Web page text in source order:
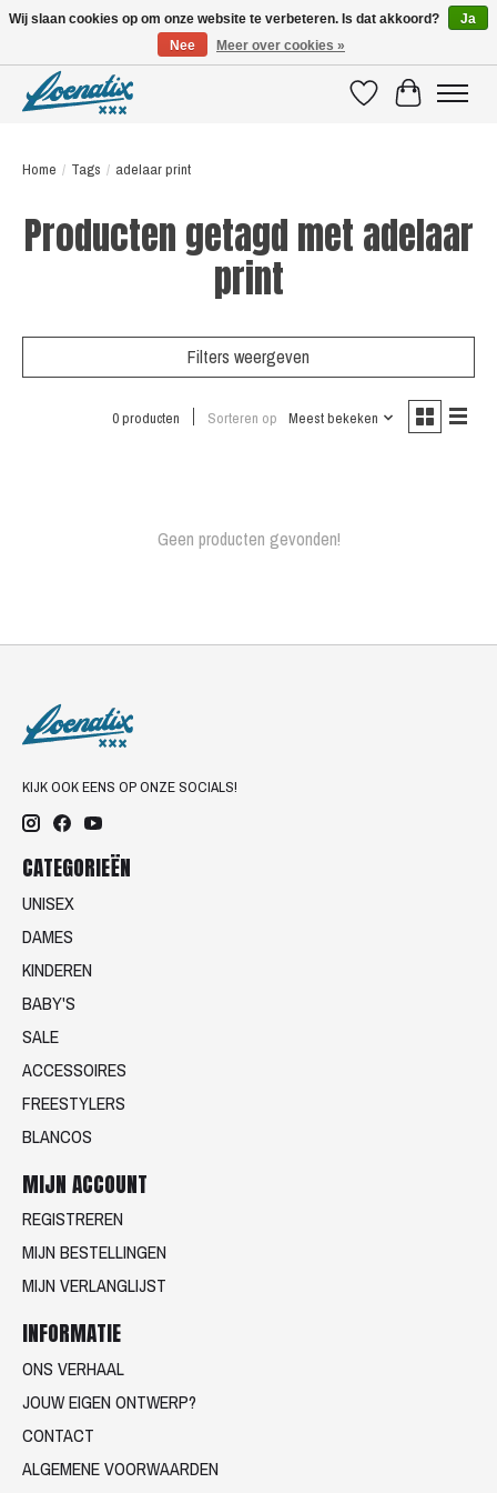
VerlanglijstWinkelwagen
Home / Tags / adelaar print
Producten getagd met adelaar
print
Filters weergeven
0 producten Sorteren op Meest bekeken
Geen producten gevonden!
KIJK OOK EENS OP ONZE SOCIALS!
CATEGORIEËN
UNISEX
DAMES
KINDEREN
BABY'S
SALE
ACCESSOIRES
FREESTYLERS
BLANCOS
MIJN ACCOUNT
REGISTREREN
MIJN BESTELLINGEN
MIJN VERLANGLIJST
INFORMATIE
ONS VERHAAL
JOUW EIGEN ONTWERP?
CONTACT
ALGEMENE VOORWAARDEN
Wij slaan cookies op om onze website te verbeteren. Is dat akkoord?
Ja
Nee
Meer over cookies »